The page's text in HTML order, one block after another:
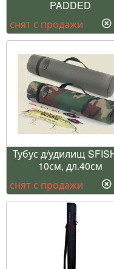
PADDED
снят с продажи
Тубус д/удилищ
10см, дл.40см
снят с продажи